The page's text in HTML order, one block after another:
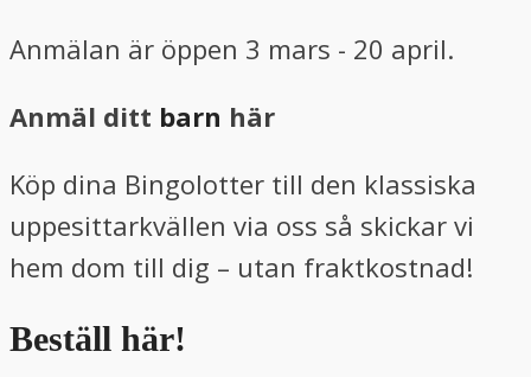
Anmälan är öppen 3 mars - 20 april.
Anmäl ditt barn här
Köp dina Bingolotter till den klassiska
uppesittarkvällen via oss så skickar vi
hem dom till dig – utan fraktkostnad!
Beställ här!